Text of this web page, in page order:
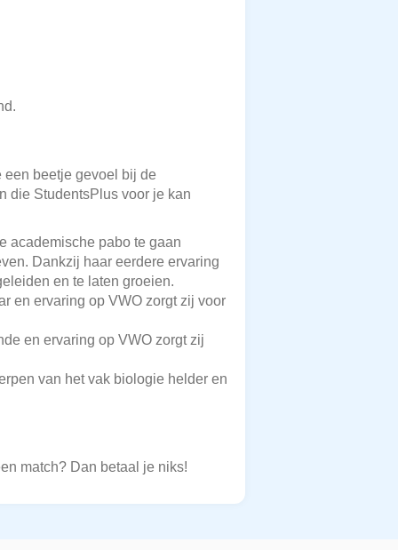
beetje gevoel bij de
die StudentsPlus voor je kan
academische pabo te gaan
Dankzij haar eerdere ervaring
en te laten groeien.
en ervaring op VWO zorgt zij voor
en ervaring op VWO zorgt zij
van het vak biologie helder en
match? Dan betaal je niks!